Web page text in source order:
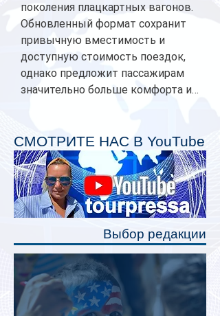
поколения плацкартных вагонов.
Обновленный формат сохранит
привычную вместимость и
доступную стоимость поездок,
однако предложит пассажирам
значительно больше комфорта и
планируется начать в 2027 году.
Одним из главных нововведений
станут индивидуальные шторки у
каждого спального места. Они
позволят пассажирам закрыть свою
полку во время сна или отдыха,
СМОТРИТЕ НАС В YouTube
Выбор редакции